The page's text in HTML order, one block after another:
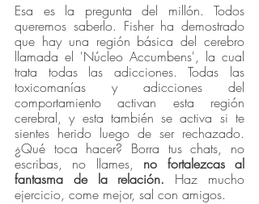
Esa es la pregunta del millón. Todos
queremos saberlo. Fisher ha demostrado
que hay una región básica del cerebro
llamada el 'Núcleo Accumbens', la cual
trata todas las adicciones. Todas las
toxicomanías y adicciones del
comportamiento activan esta región
cerebral, y esta también se activa si te
sientes herido luego de ser rechazado.
¿Qué toca hacer? Borra tus chats, no
escribas, no llames, no fortalezcas al
fantasma de la relación. Haz mucho
ejercicio, come mejor, sal con amigos.